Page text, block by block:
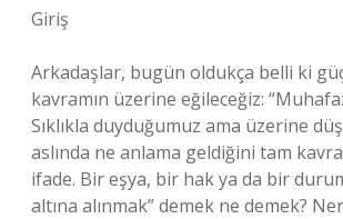
Giriş
Arkadaşlar, bugün oldukça belli ki
kavramın üzerine eğileceğiz:
Sıklıkla duyduğumuz ama üzerine
aslında ne anlama geldiğini tam
ifade. Bir eşya, bir hak ya da bir
altına alınmak” demek ne demek?